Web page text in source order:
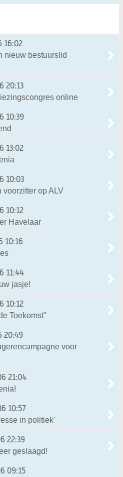
16:02
nieuw bestuurslid
20:13
online
10:39
13:02
10:03
voorzitter op ALV
10:12
Havelaar
10:16
11:44
jasje!
10:12
Toekomst"
20:49
voor
21:04
10:57
in politiek'
22:39
geslaagd!
09:15